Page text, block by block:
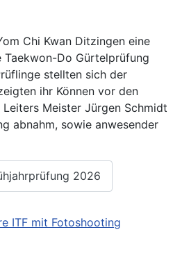
Chi Kwan Ditzingen eine
Taekwon-Do Gürtelprüfung
stellten sich der
ihr Können vor den
Meister Jürgen Schmidt
abnahm, sowie anwesender
2026
ITF mit Fotoshooting